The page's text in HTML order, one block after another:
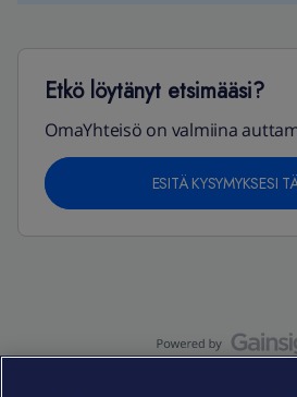
Etkö löytänyt etsimääsi?
OmaYhteisö on valmiina
ESITÄ KYSYMYKSESI